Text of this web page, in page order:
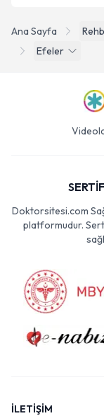
Ana Sayfa
Efeler
Doktorsitesi.com
platformudur.
İLETİŞİM